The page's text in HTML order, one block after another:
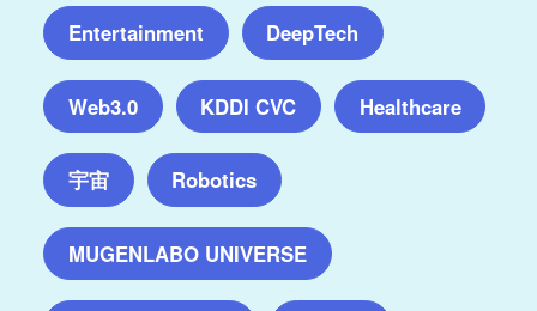
Entertainment DeepTech
Web3.0 KDDI CVC Healthcare
宇宙 Robotics
MUGENLABO UNIVERSE